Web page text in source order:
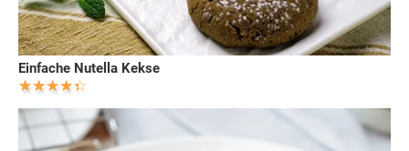
Einfache Nutella Kekse